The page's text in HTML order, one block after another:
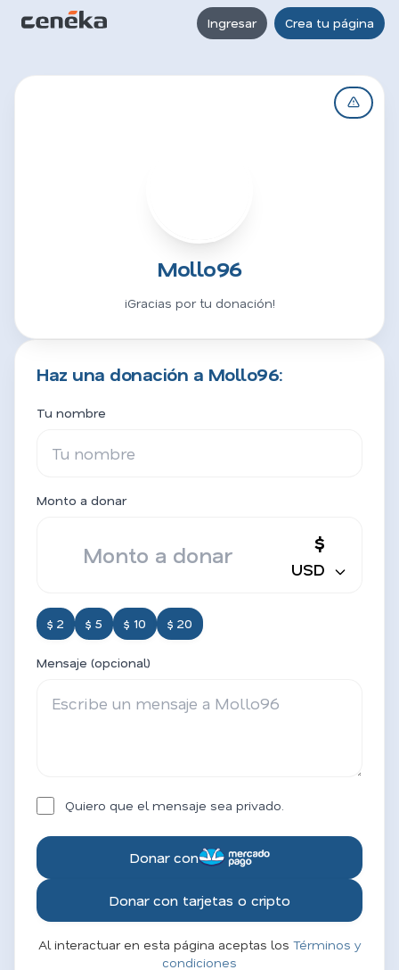
Ingresar Crea tu página
Mollo96
¡Gracias por tu donación!
Haz una donación a Mollo96:
Tu nombre
Monto a donar
$
USD
$ 2 $ 5 $ 10 $ 20
Mensaje (opcional)
Quiero que el mensaje sea privado.
Donar con
Donar con tarjetas o cripto
Al interactuar en esta página aceptas los Términos y
condiciones